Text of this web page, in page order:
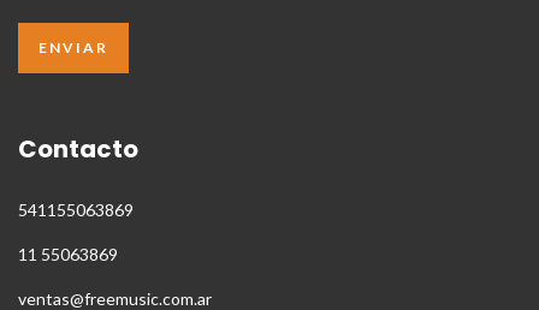
Contacto
541155063869
11 55063869
ventas@freemusic.com.ar